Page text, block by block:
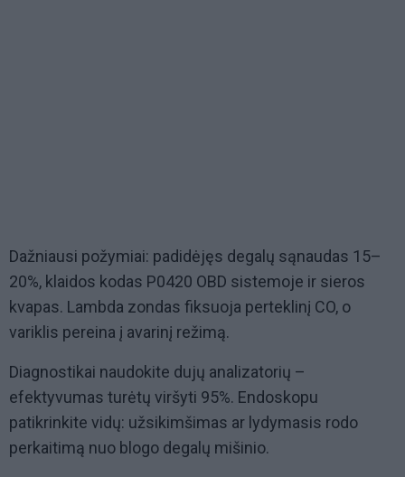
Dažniausi požymiai: padidėjęs degalų sąnaudas 15–
20%, klaidos kodas P0420 OBD sistemoje ir sieros
kvapas. Lambda zondas fiksuoja perteklinį CO, o
variklis pereina į avarinį režimą.
Diagnostikai naudokite dujų analizatorių –
efektyvumas turėtų viršyti 95%. Endoskopu
patikrinkite vidų: užsikimšimas ar lydymasis rodo
perkaitimą nuo blogo degalų mišinio.